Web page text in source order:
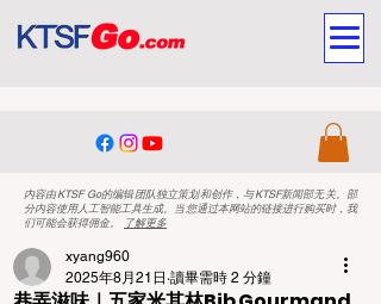
内容由KTSF Go的编辑团队独立策划和创作，与KTSF新闻部无关。部
分内容使用人工智能工具生成。当您通过本网站的链接进行购买时，我
们可能会获得佣金。
了解更多
xyang960
2025年8月21日 讀畢需時 2 分鐘